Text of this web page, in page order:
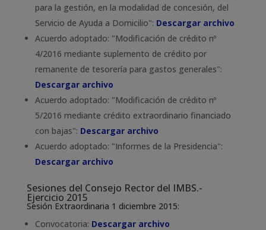
para la gestión, en la modalidad de concesión, del
Servicio de Ayuda a Domicilio": Descargar archivo
Acuerdo adoptado: "Modificación de crédito nº
4/2016 mediante suplemento de crédito por
remanente de tesorería para gastos generales":
Descargar archivo
Acuerdo adoptado: "Modificación de crédito nº
5/2016 mediante crédito extraordinario financiado
con bajas": Descargar archivo
Acuerdo adoptado: "Informes de la Presidencia":
Descargar archivo
Sesiones del Consejo Rector del IMBS.-
Ejercicio 2015
Sesión Extraordinaria 1 diciembre 2015:
Convocatoria: Descargar archivo